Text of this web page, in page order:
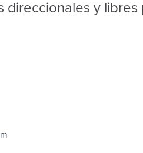
direccionales y